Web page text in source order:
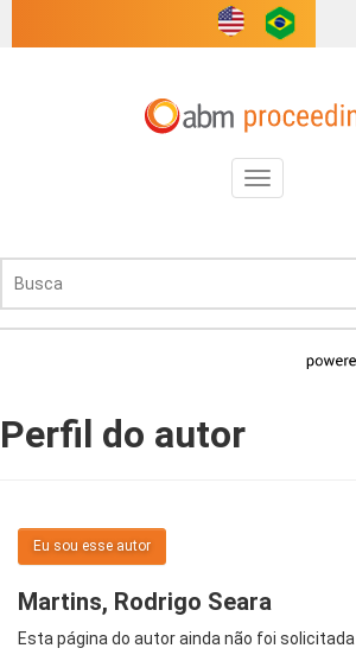
Toggle
navigation
Perfil do autor
Eu sou esse autor
Martins, Rodrigo Seara
Esta página do autor ainda não foi